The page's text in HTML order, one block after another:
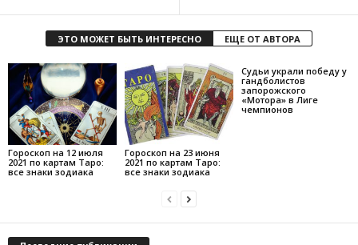
ЭТО МОЖЕТ БЫТЬ ИНТЕРЕСНО ЕЩЕ ОТ АВТОРА
Гороскоп на 12 июля
2021 по картам Таро:
все знаки зодиака
Гороскоп на 23 июня
2021 по картам Таро:
все знаки зодиака
Судьи украли победу у
гандболистов
запорожского
«Мотора» в Лиге
чемпионов